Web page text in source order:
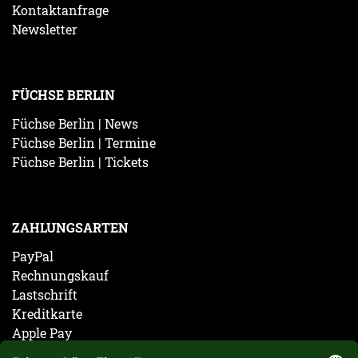
Kontaktanfrage
Newsletter
FÜCHSE BERLIN
Füchse Berlin | News
Füchse Berlin | Termine
Füchse Berlin | Tickets
ZAHLUNGSARTEN
PayPal
Rechnungskauf
Lastschrift
Kreditkarte
Apple Pay